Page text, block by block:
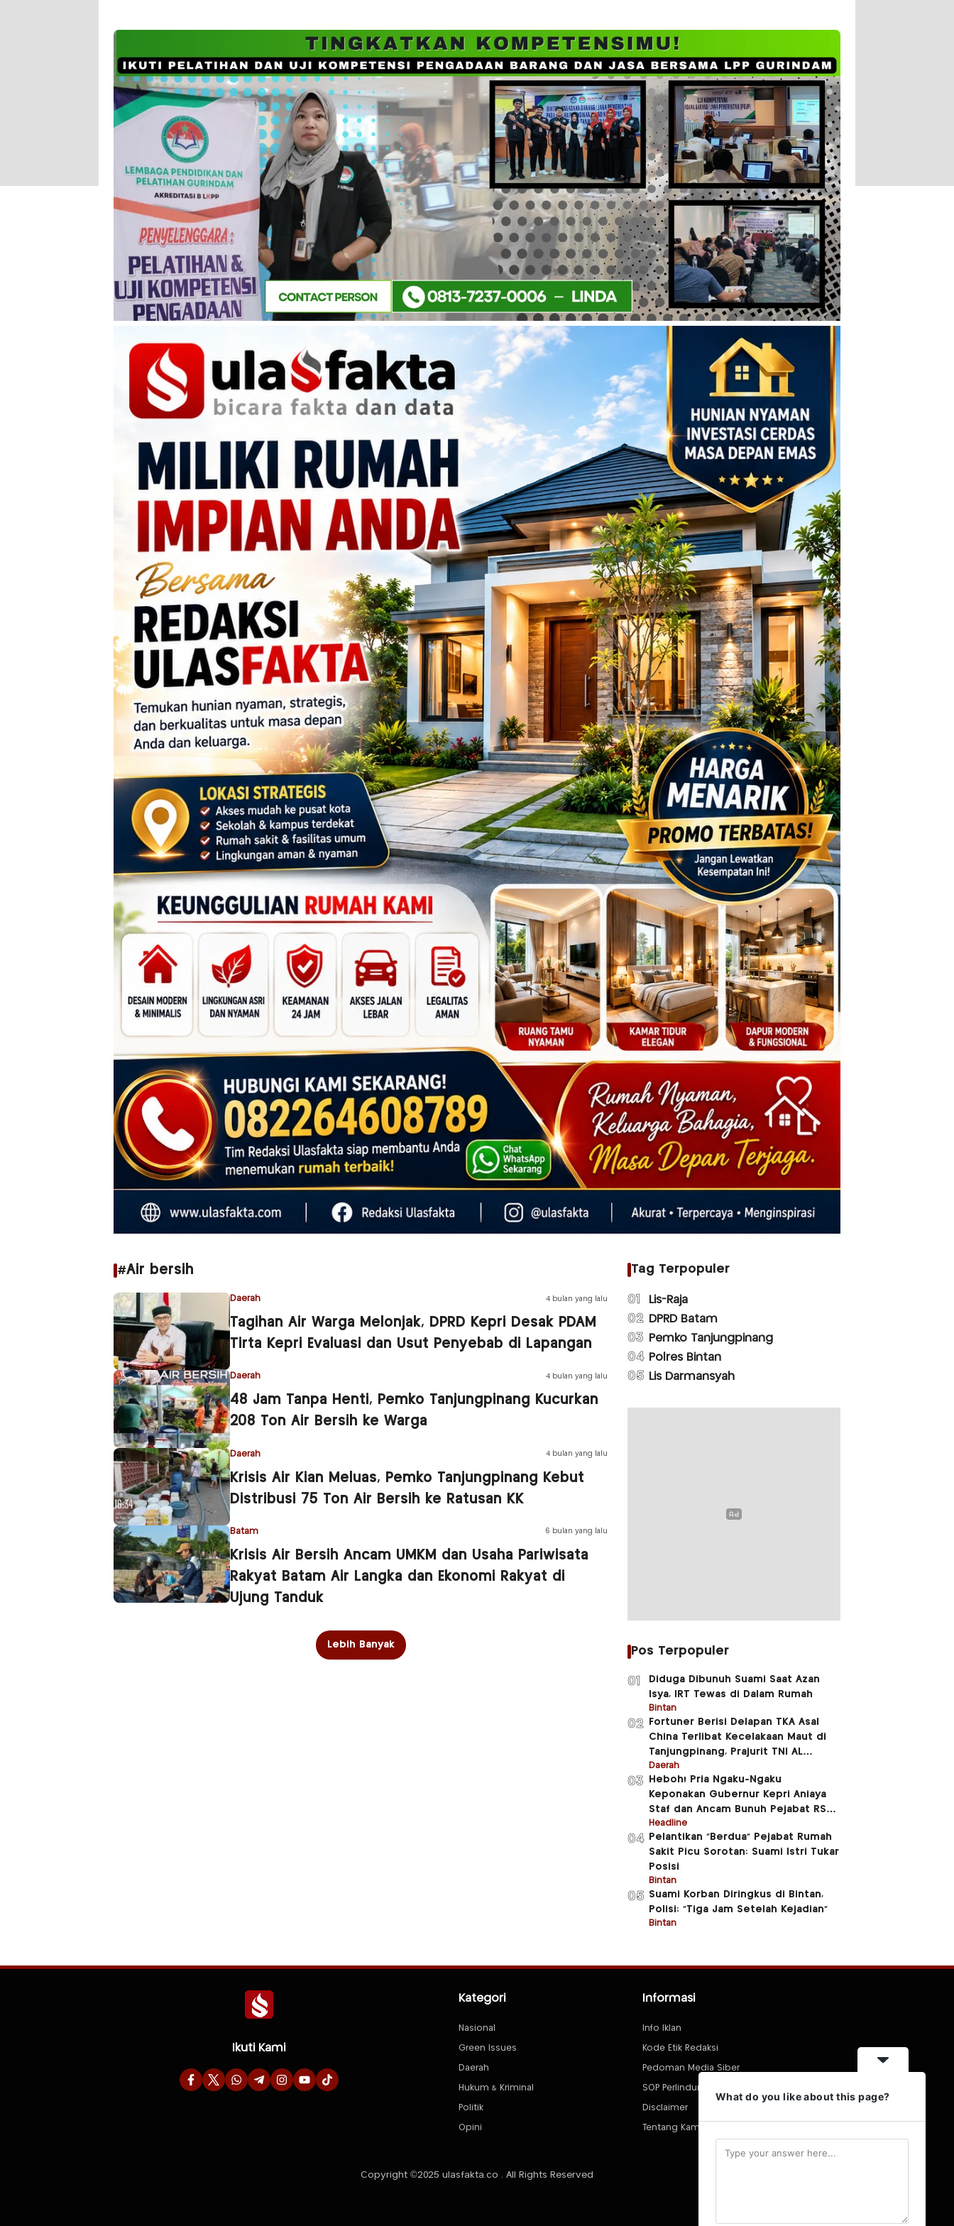
#Air bersih
Daerah 4 bulan yang lalu
Tagihan Air Warga Melonjak, DPRD Kepri Desak PDAM
Tirta Kepri Evaluasi dan Usut Penyebab di Lapangan
Daerah 4 bulan yang lalu
48 Jam Tanpa Henti, Pemko Tanjungpinang Kucurkan
208 Ton Air Bersih ke Warga
Daerah 4 bulan yang lalu
Krisis Air Kian Meluas, Pemko Tanjungpinang Kebut
Distribusi 75 Ton Air Bersih ke Ratusan KK
Batam 6 bulan yang lalu
Krisis Air Bersih Ancam UMKM dan Usaha Pariwisata
Rakyat Batam Air Langka dan Ekonomi Rakyat di
Ujung Tanduk
Lebih Banyak
Tag Terpopuler
01 Lis-Raja
02 DPRD Batam
03 Pemko Tanjungpinang
04 Polres Bintan
05 Lis Darmansyah
Pos Terpopuler
01
Diduga Dibunuh Suami Saat Azan
Isya, IRT Tewas di Dalam Rumah
Bintan
02
Fortuner Berisi Delapan TKA Asal
China Terlibat Kecelakaan Maut di
Tanjungpinang, Prajurit TNI AL
Meninggal Dunia
Daerah
03
Heboh! Pria Ngaku-Ngaku
Keponakan Gubernur Kepri Aniaya
Staf dan Ancam Bunuh Pejabat RSUD
RAT
Headline
04
Pelantikan “Berdua” Pejabat Rumah
Sakit Picu Sorotan: Suami Istri Tukar
Posisi
Bintan
05 Suami Korban Diringkus di Bintan,
Polisi: “Tiga Jam Setelah Kejadian”
Bintan
Ikuti Kami
Kategori
Nasional
Green Issues
Daerah
Hukum & Kriminal
Politik
Opini
Informasi
Info Iklan
Kode Etik Redaksi
Pedoman Media Siber
SOP Perlindungan Wartawan
Disclaimer
Tentang Kami
Copyright ©2025 ulasfakta.co . All Rights Reserved
What do you like about this page?